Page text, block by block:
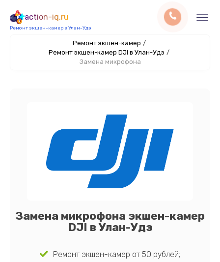
action-iq.ru
Ремонт экшен-камер в Улан-Удэ
Ремонт экшен-камер /
Ремонт экшен-камер DJI в Улан-Удэ /
Замена микрофона
Замена микрофона экшен-камер
DJI в Улан-Удэ
Ремонт экшен-камер от 50 рублей;